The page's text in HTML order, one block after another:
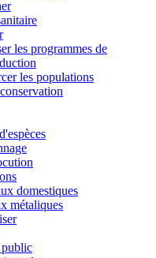
les programmes de
les populations
domestiques
métaliques